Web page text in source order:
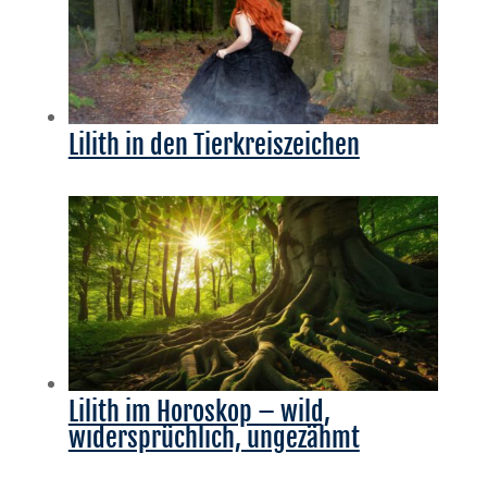
Lilith in den Tierkreiszeichen
Lilith im Horoskop – wild,
widersprüchlich, ungezähmt